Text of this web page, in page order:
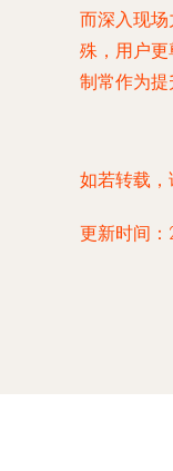
而深入现
殊，用户
制常作为
如若转载
更新时间：